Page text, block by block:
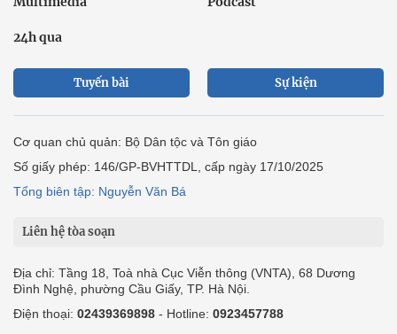
24h qua
Tuyến bài Sự kiện
Cơ quan chủ quản: Bộ Dân tộc và Tôn giáo
Số giấy phép: 146/GP-BVHTTDL, cấp ngày 17/10/2025
Tổng biên tập: Nguyễn Văn Bá
Liên hệ tòa soạn
Địa chỉ: Tầng 18, Toà nhà Cục Viễn thông (VNTA), 68 Dương
Đình Nghệ, phường Cầu Giấy, TP. Hà Nội.
Điện thoại: 02439369898 - Hotline: 0923457788